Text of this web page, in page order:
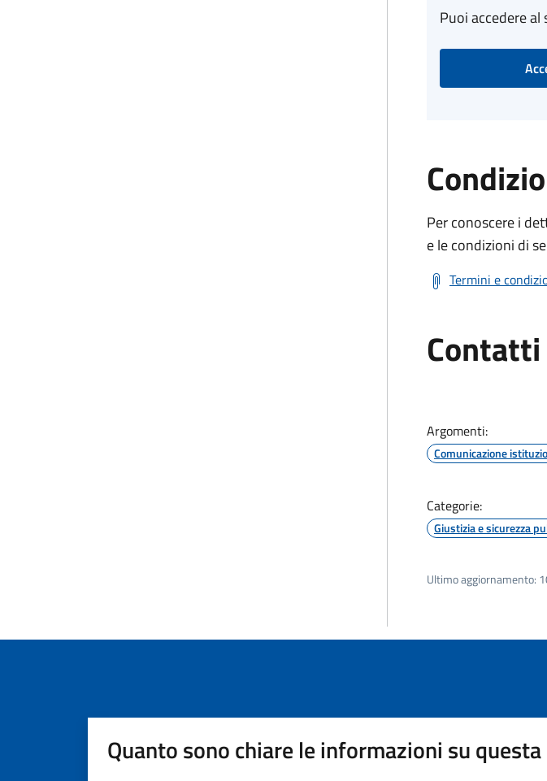
Puoi accedere
Per conoscere i
e le condizioni di
Termini e
Contatti
Argomenti:
Comunicazione
Categorie:
Giustizia e sicurezza
Ultimo aggiornamento:
Quanto sono chiare le informazioni su questa